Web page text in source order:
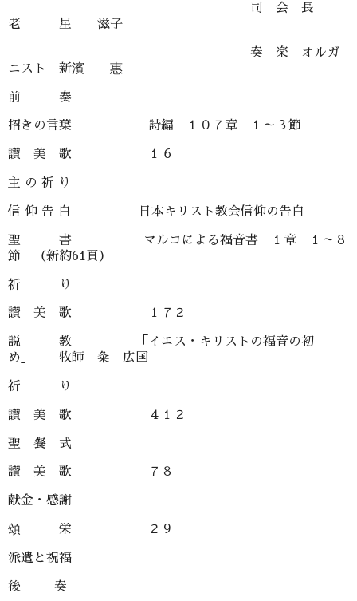
司 会 長
老 星 滋子
奏 楽 オルガ
ニスト 新濱 惠
前 奏
招きの言葉 詩編 １０７章 １～３節
讃 美 歌 １６
主 の 祈 り
信 仰 告 白 日本キリスト教会信仰の告白
聖 書 マルコによる福音書 １章 １～８
節 （新約61頁）
祈 り
讃 美 歌 １７２
説 教 「イエス・キリストの福音の初
め」 牧師 粂 広国
祈 り
讃 美 歌 ４１２
聖 餐 式
讃 美 歌 ７８
献金・感謝
頌 栄 ２９
派遣と祝福
後 奏